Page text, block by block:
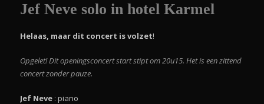
Jef Neve solo in hotel Karmel
Helaas, maar dit concert is volzet!
Opgelet! Dit openingsconcert start stipt om 20u15. Het is een zittend
concert zonder pauze.
Jef Neve : piano